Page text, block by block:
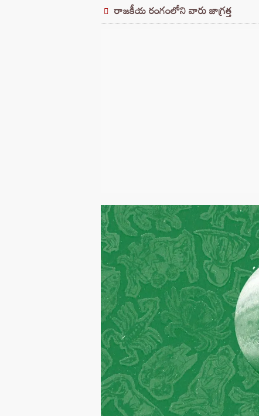
రాజకీయ రంగంలోని వారు జాగ్రత్త